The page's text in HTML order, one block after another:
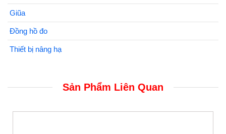
Giũa
Đồng hồ đo
Thiết bị nâng hạ
Sản Phẩm Liên Quan